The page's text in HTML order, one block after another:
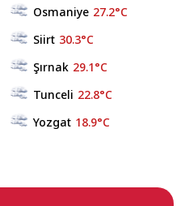
Osmaniye 27.2°C
Siirt 30.3°C
Şırnak 29.1°C
Tunceli 22.8°C
Yozgat 18.9°C